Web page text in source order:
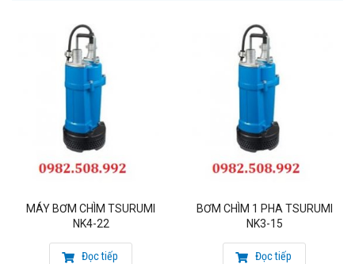
MÁY BƠM CHÌM TSURUMI
NK4-22
Đọc tiếp
BƠM CHÌM 1 PHA TSURUMI
NK3-15
Đọc tiếp